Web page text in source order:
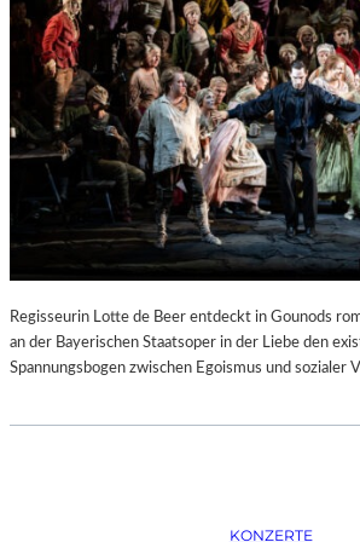
–
K
Ü
N
S
T
L
E
R
,
T
M
Regisseurin Lotte de Beer entdeckt in Gounods
an der Bayerischen Staatsoper in der Liebe den
Spannungsbogen zwischen Egoismus und sozialer
KONZERTE